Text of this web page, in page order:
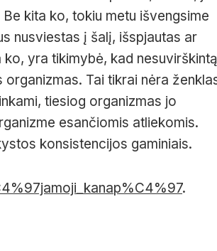
kita ko, tokiu metu išvengsime
nusviestas į šalį, išspjautas ar
yra tikimybė, kad nesuvirškintą
Tai tikrai nėra
tiesiog organizmas jo
esančiomis atliekomis.
konsistencijos gaminiais.
.